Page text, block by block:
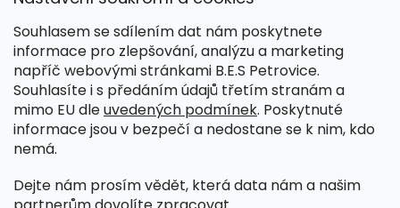
Souhlasem se sdílením dat nám poskytnete
informace pro zlepšování, analýzu a marketing
napříč webovými stránkami B.E.S Petrovice.
Souhlasíte i s předáním údajů třetím stranám a
mimo EU dleuvedených podmínek. Poskytnuté
informace jsou v bezpečí a nedostane se k nim, kdo
nemá.
Dejte nám prosím vědět, která data nám a našim
Pondělí – Pátek 8:00 – 15:30
Petrovice 42, 262 55 Petrovice
Více informací